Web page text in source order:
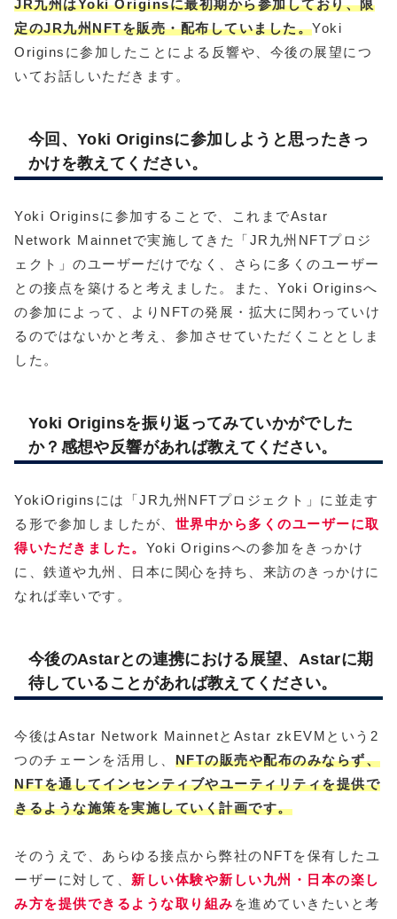
JR九州はYoki Originsに最初期から参加しており、限
定のJR九州NFTを販売・配布していました。Yoki
Originsに参加したことによる反響や、今後の展望につ
いてお話しいただきます。
今回、Yoki Originsに参加しようと思ったきっ
かけを教えてください。
Yoki Originsに参加することで、これまでAstar
Network Mainnetで実施してきた「JR九州NFTプロジ
ェクト」のユーザーだけでなく、さらに多くのユーザー
との接点を築けると考えました。また、Yoki Originsへ
の参加によって、よりNFTの発展・拡大に関わっていけ
るのではないかと考え、参加させていただくこととしま
した。
Yoki Originsを振り返ってみていかがでした
か？感想や反響があれば教えてください。
YokiOriginsには「JR九州NFTプロジェクト」に並走す
る形で参加しましたが、 世界中から多くのユーザーに取
得いただきました。 Yoki Originsへの参加をきっかけ
に、鉄道や九州、日本に関心を持ち、来訪のきっかけに
なれば幸いです。
今後のAstarとの連携における展望、Astarに期
待していることがあれば教えてください。
今後はAstar Network MainnetとAstar zkEVMという2
つのチェーンを活用し、 NFTの販売や配布のみならず、
NFTを通してインセンティブやユーティリティを提供で
きるような施策を実施していく計画です。
そのうえで、あらゆる接点から弊社のNFTを保有したユ
ーザーに対して、 新しい体験や新しい九州・日本の楽し
み方を提供できるような取り組み を進めていきたいと考